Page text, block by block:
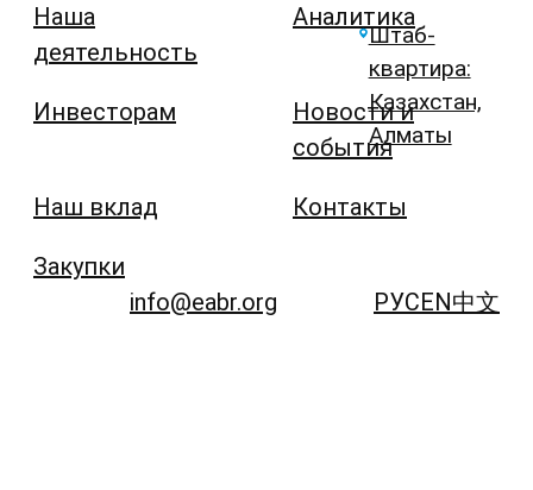
Наша
деятельность
Инвесторам
Наш вклад
Закупки
Аналитика
Новости и
события
Контакты
Штаб-
квартира:
Казахстан,
Алматы
info@eabr.org РУСEN中文